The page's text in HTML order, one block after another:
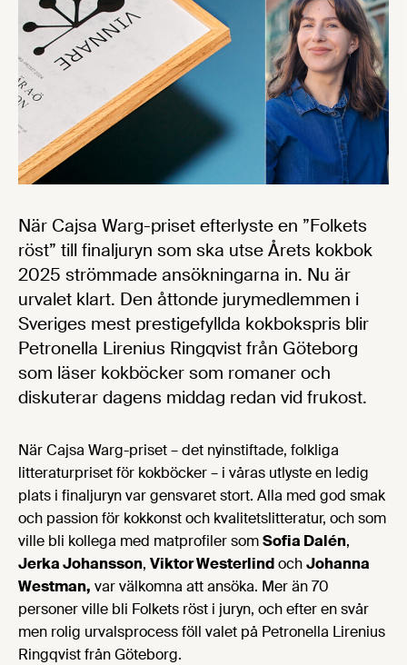
När Cajsa Warg-priset efterlyste en ”Folkets
röst” till finaljuryn som ska utse Årets kokbok
2025 strömmade ansökningarna in. Nu är
urvalet klart. Den åttonde jurymedlemmen i
Sveriges mest prestigefyllda kokbokspris blir
Petronella Lirenius Ringqvist från Göteborg
som läser kokböcker som romaner och
diskuterar dagens middag redan vid frukost.
När Cajsa Warg-priset – det nyinstiftade, folkliga
litteraturpriset för kokböcker – i våras utlyste en ledig
plats i finaljuryn var gensvaret stort. Alla med god smak
och passion för kokkonst och kvalitetslitteratur, och som
ville bli kollega med matprofiler somSofia Dalén,
Jerka Johansson, Viktor WesterlindochJohanna
Westman, var välkomna att ansöka. Mer än 70
personer ville bli Folkets röst i juryn, och efter en svår
men rolig urvalsprocess föll valet på Petronella Lirenius
Ringqvist från Göteborg.